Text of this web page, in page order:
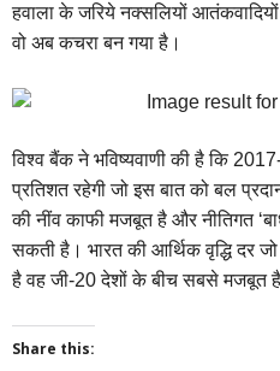
हवाला के जरिये नक्सलियों
वो अब कचरा बन गया है।
विश्‍व बैंक ने भविष्‍यवाणी की है कि
प्रतिशत रहेगी जो इस बात को बल
की नींव काफी मजबूत है और नीतिगत
सकती है। भारत की आर्थिक वृद्धि दर
है वह जी-20 देशों के बीच सबसे मजबूत
Share this: